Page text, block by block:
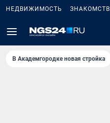
НЕДВИЖИМОСТЬ
В Академгородке новая стройка